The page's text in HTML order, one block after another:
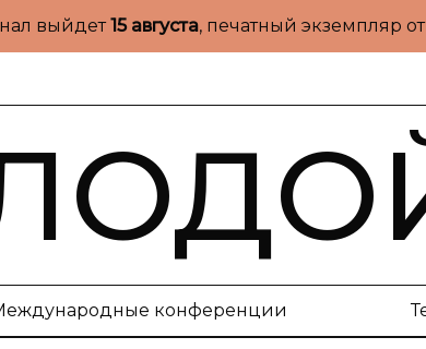
выйдет15 августа, печатный экземпляр
конференции